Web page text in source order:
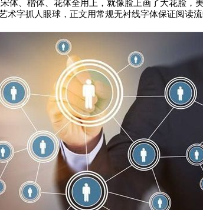
体、楷体、花体全用上，就像脸上画了大花脸
字抓人眼球，正文用常规无衬线字体保证阅读流